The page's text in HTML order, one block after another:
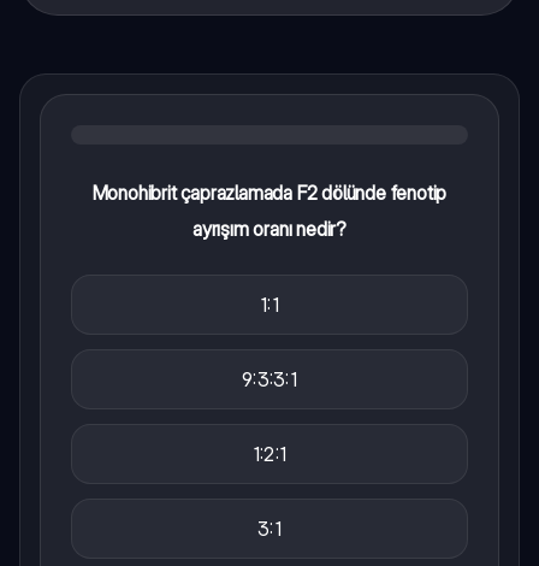
Monohibrit çaprazlamada F2 dölünde fenotip
ayrışım oranı nedir?
1:1
9:3:3:1
1:2:1
3:1